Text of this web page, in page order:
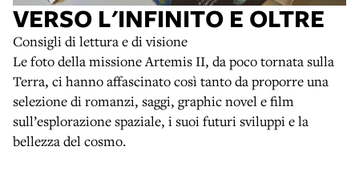
VERSO L'INFINITO E OLTRE
Consigli di lettura e di visione
Le foto della missione Artemis II, da poco tornata sulla
Terra, ci hanno affascinato così tanto da proporre una
selezione di romanzi, saggi, graphic novel e film
sull’esplorazione spaziale, i suoi futuri sviluppi e la
bellezza del cosmo.